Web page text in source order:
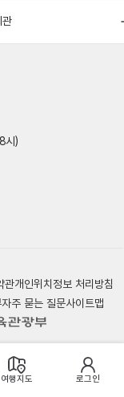
관
시)
관개인위치정보 처리방침
자주 묻는 질문사이트맵
여행지도 로그인